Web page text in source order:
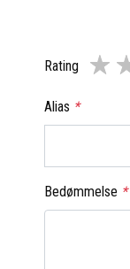
Rating
Alias *
Bedømmelse *